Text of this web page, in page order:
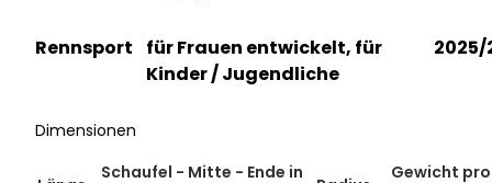
Rennsport
für Frauen entwickelt, für
Kinder / Jugendliche
2025/
Dimensionen
Schaufel - Mitte - Ende in Gewicht pro